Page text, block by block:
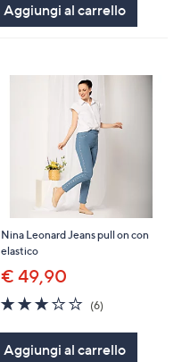
Aggiungi al carrello
Nina Leonard Jeans pull on con
elastico
€ 49,90
2.8
of
5
Stars
(6)6
Aggiungi al carrello